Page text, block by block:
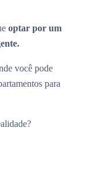
optar por um
você pode
para